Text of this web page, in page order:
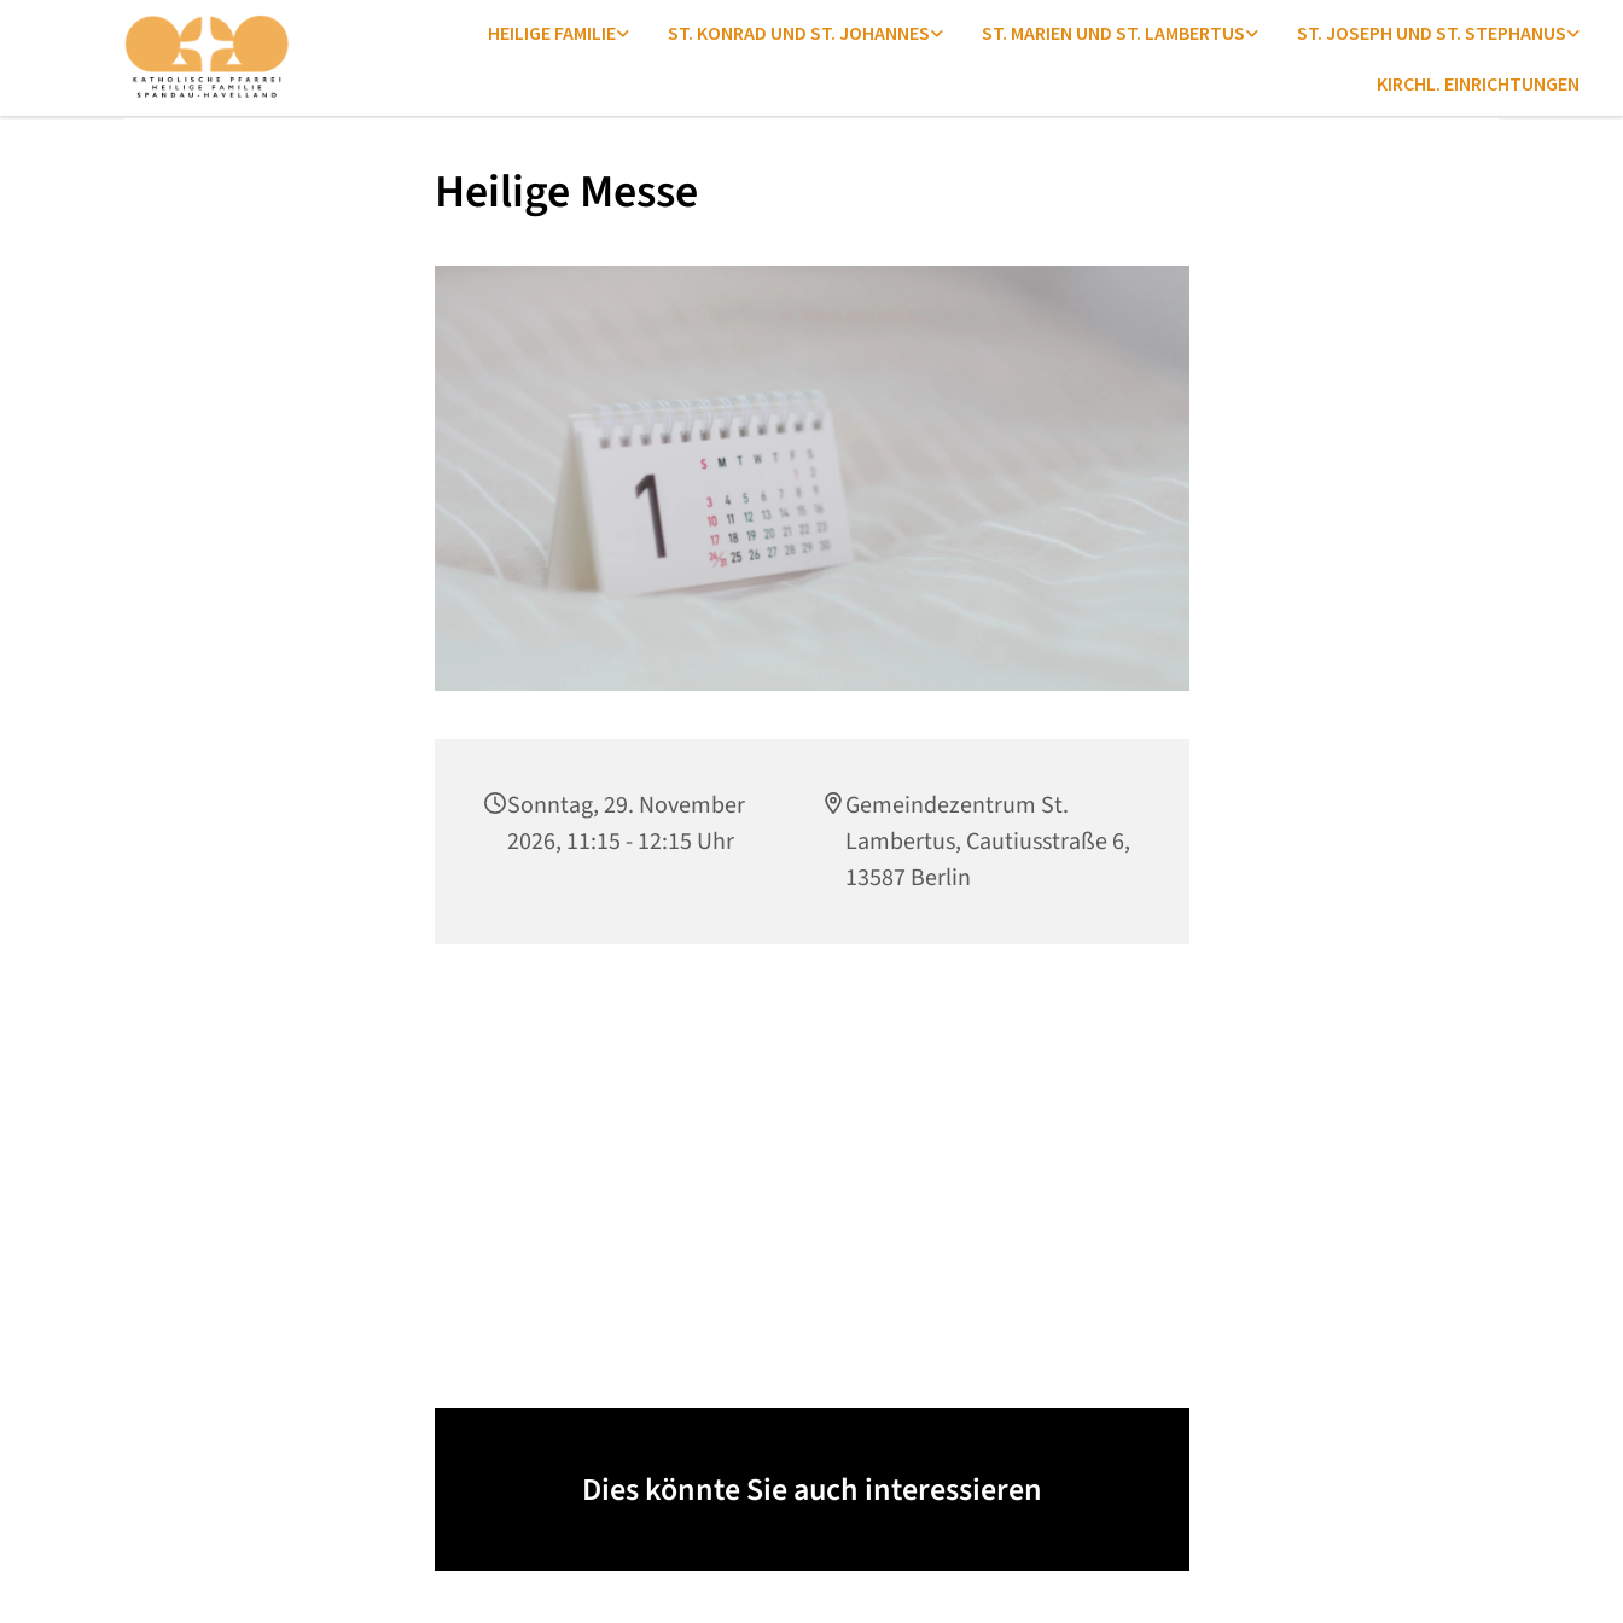
HEILIGE FAMILIE ST. KONRAD UND ST. JOHANNES ST. MARIEN UND ST. LAMBERTUS ST. JOSEPH UND ST. STEPHANUS
KIRCHL. EINRICHTUNGEN
Heilige Messe
Sonntag, 29. November
2026, 11:15 - 12:15 Uhr
Gemeindezentrum St.
Lambertus, Cautiusstraße 6,
13587 Berlin
Dies könnte Sie auch interessieren